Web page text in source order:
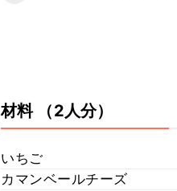
材料 （2人分）
いちご
カマンベールチーズ